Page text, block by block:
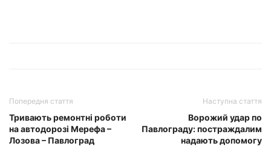
Попередня стаття
Тривають ремонтні роботи
на автодорозі Мерефа –
Лозова – Павлоград
Наступна стаття
Ворожий удар по
Павлограду: постраждалим
надають допомогу